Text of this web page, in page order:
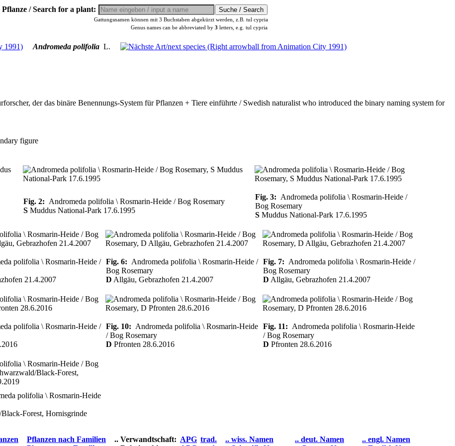
Pflanze / Search for a plant:
Gattungsnamen können mit 3 Buchstaben abgekürzt werden, z.B. tul cypria
Genus names can be abbreviated by 3 letters, e.g. tul cypria
Andromeda polifolia L.
der das binäre Benennungs-System für Pflanzen + Tiere einführte / Swedish naturalist who introduced the binary naming system for
figure
Fig. 2: Andromeda polifolia \ Rosmarin-Heide / Bog Rosemary
S Muddus National-Park 17.6.1995
Fig. 3: Andromeda polifolia \ Rosmarin-Heide /
Bog Rosemary
S Muddus National-Park 17.6.1995
polifolia \ Rosmarin-Heide /
21.4.2007
Fig. 6: Andromeda polifolia \ Rosmarin-Heide /
Bog Rosemary
D Allgäu, Gebrazhofen 21.4.2007
Fig. 7: Andromeda polifolia \ Rosmarin-Heide /
Bog Rosemary
D Allgäu, Gebrazhofen 21.4.2007
polifolia \ Rosmarin-Heide / Fig. 10: Andromeda polifolia \ Rosmarin-Heide
/ Bog Rosemary
D Pfronten 28.6.2016
Fig. 11: Andromeda polifolia \ Rosmarin-Heide
/ Bog Rosemary
D Pfronten 28.6.2016
polifolia \ Rosmarin-Heide
Forest, Hornisgrinde
Pflanzen nach Familien
.. Verwandtschaft: APG trad.
.. wiss. Namen
.. deut. Namen
.. engl. Namen